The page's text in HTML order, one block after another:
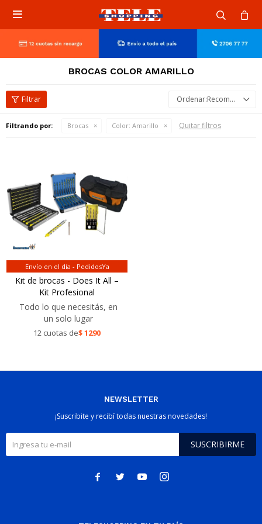

BROCAS COLOR AMARILLO
Recomendados
Filtrando por: Brocas Color: Amarillo Quitar filtros
Envío en el día - PedidosYa
Kit de brocas - Does It All –
Kit Profesional
Todo lo que necesitás, en
un solo lugar
12 cuotas de$1290
NEWSLETTER
¡Suscribite y recibí todas nuestras novedades!
SUSCRIBIRME
   